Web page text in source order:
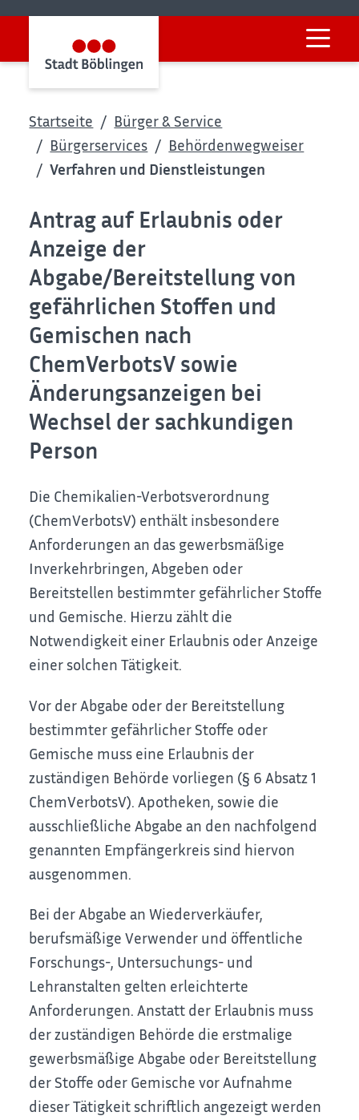
Startseite
Bürger & Service
Bürgerservices
Behördenwegweiser
Verfahren und Dienstleistungen
Antrag auf Erlaubnis oder
Anzeige der
Abgabe/Bereitstellung von
gefährlichen Stoffen und
Gemischen nach
ChemVerbotsV sowie
Änderungsanzeigen bei
Wechsel der sachkundigen
Person
Die Chemikalien-Verbotsverordnung
(ChemVerbotsV) enthält insbesondere
Anforderungen an das gewerbsmäßige
Inverkehrbringen, Abgeben oder
Bereitstellen bestimmter gefährlicher Stoffe
und Gemische. Hierzu zählt die
Notwendigkeit einer Erlaubnis oder Anzeige
einer solchen Tätigkeit.
Vor der Abgabe oder der Bereitstellung
bestimmter gefährlicher Stoffe oder
Gemische muss eine Erlaubnis der
zuständigen Behörde vorliegen (§ 6 Absatz 1
ChemVerbotsV). Apotheken, sowie die
ausschließliche Abgabe an den nachfolgend
genannten Empfängerkreis sind hiervon
ausgenommen.
Bei der Abgabe an Wiederverkäufer,
berufsmäßige Verwender und öffentliche
Forschungs-, Untersuchungs- und
Lehranstalten gelten erleichterte
Anforderungen. Anstatt der Erlaubnis muss
der zuständigen Behörde die erstmalige
gewerbsmäßige Abgabe oder Bereitstellung
der Stoffe oder Gemische vor Aufnahme
dieser Tätigkeit schriftlich angezeigt werden